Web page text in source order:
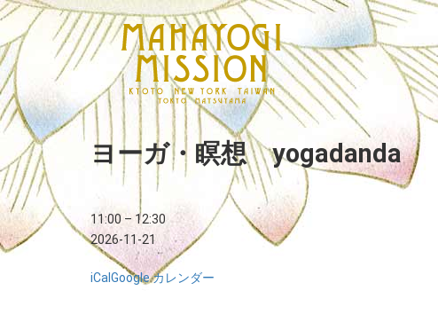
ヨーガ・瞑想 yogadanda
11:00 – 12:30
2026-11-21
iCal Google カレンダー